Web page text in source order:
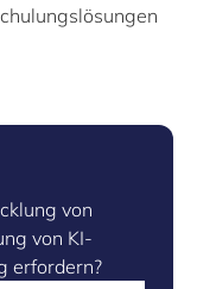
von
von KI-
erfordern?